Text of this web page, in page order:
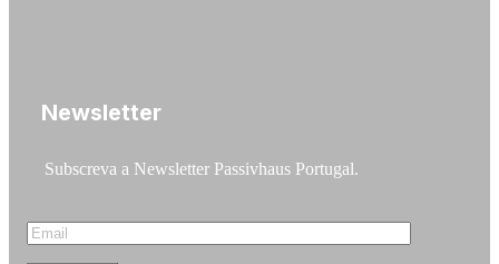
Newsletter
Subscreva a Newsletter Passivhaus Portugal.